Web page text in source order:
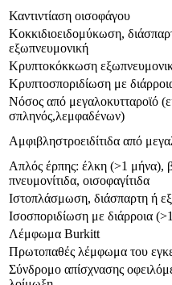
Καντιντίαση οισοφάγου
Κοκκιδιοειδομύκωση,
εξωπνευμονική
Κρυπτοκόκκωση
Κρυπτοσποριδίωση με
Νόσος από μεγαλοκυτταροϊό
σπληνός,λεμφαδένων)
Αμφιβληστροειδίτιδα από
Απλός έρπης: έλκη (>1 μήνα),
πνευμονίτιδα, οισοφαγίτιδα
Ιστοπλάσμωση, διάσπαρτη ή
Ισοσποριδίωση με διάρροια
Λέμφωμα Burkitt
Πρωτοπαθές λέμφωμα του
Σύνδρομο απίσχνασης